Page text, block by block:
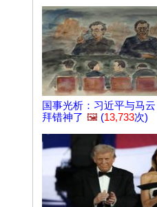
国事光析：习近平与马
拜错神了 🖼️ (13,733次)